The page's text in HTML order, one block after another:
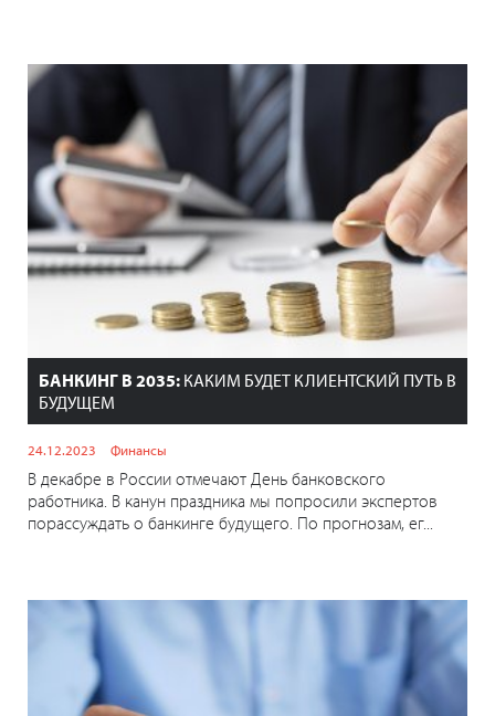
БАНКИНГ В 2035: КАКИМ БУДЕТ КЛИЕНТСКИЙ ПУТЬ В
БУДУЩЕМ
24.12.2023 Финансы
В декабре в России отмечают День банковского
работника. В канун праздника мы попросили экспертов
порассуждать о банкинге будущего. По прогнозам, ег...